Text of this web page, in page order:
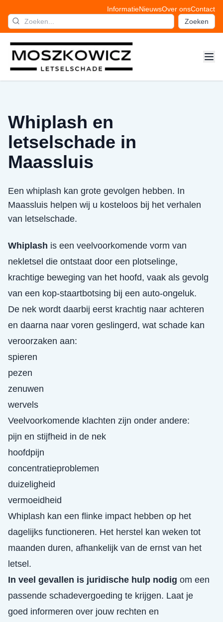
InformatieNieuwsOver onsContact
Zoeken
Whiplash en
letselschade in
Maassluis
Een whiplash kan grote gevolgen hebben. In
Maassluis helpen wij u kosteloos bij het verhalen
van letselschade.
Whiplash is een veelvoorkomende vorm van
nekletsel die ontstaat door een plotselinge,
krachtige beweging van het hoofd, vaak als gevolg
van een kop-staartbotsing bij een auto-ongeluk.
De nek wordt daarbij eerst krachtig naar achteren
en daarna naar voren geslingerd, wat schade kan
veroorzaken aan:
spieren
pezen
zenuwen
wervels
Veelvoorkomende klachten zijn onder andere:
pijn en stijfheid in de nek
hoofdpijn
concentratieproblemen
duizeligheid
vermoeidheid
Whiplash kan een flinke impact hebben op het
dagelijks functioneren. Het herstel kan weken tot
maanden duren, afhankelijk van de ernst van het
letsel.
In veel gevallen is juridische hulp nodig om een
passende schadevergoeding te krijgen. Laat je
goed informeren over jouw rechten en